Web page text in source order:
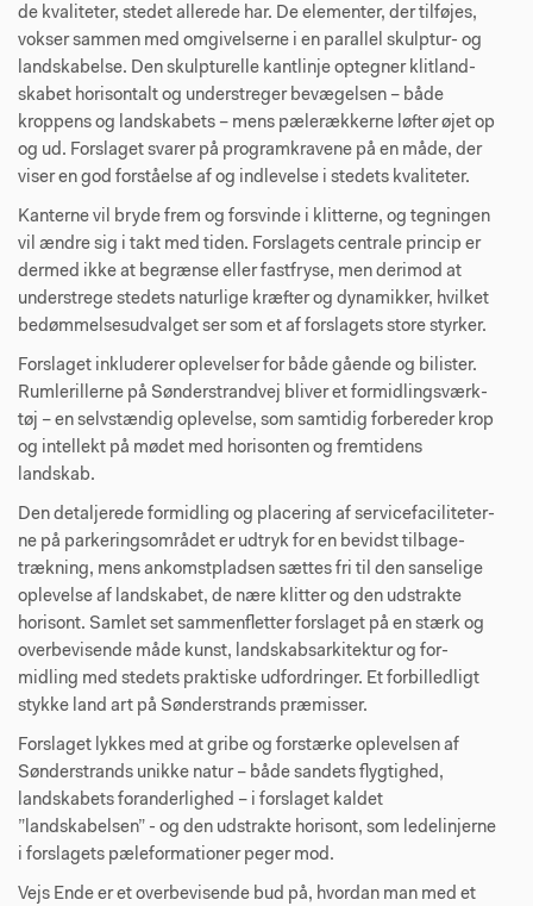
de kvaliteter, stedet allerede har. De elementer, der tilføjes,
vokser sammen med omgivelserne i en parallel skulptur- og
landskabelse. Den skulpturelle kantlinje optegner klitland­
skabet horisontalt og understreger bevægelsen – både
kroppens og landskabets – mens pælerækkerne løfter øjet op
og ud. Forslaget svarer på programkravene på en måde, der
viser en god forståelse af og indlevelse i stedets kvaliteter.
Kanterne vil bryde frem og forsvinde i klitterne, og teg­ningen
vil ændre sig i takt med tiden. Forslagets centrale princip er
dermed ikke at begrænse eller fastfryse, men derimod at
understrege stedets naturlige kræfter og dynamikker, hvilket
bedømmelsesudvalget ser som et af forslagets store styrker.
Forslaget inkluderer oplevelser for både gående og bilister.
Rumlerillerne på Sønderstrandvej bliver et formidlingsværk­
tøj – en selvstændig oplevelse, som samtidig forbereder krop
og intellekt på mødet med horisonten og fremtidens
landskab.
Den detaljerede formidling og placering af servicefaciliteter­
ne på parkeringsområdet er udtryk for en bevidst tilbage­
trækning, mens ankomstpladsen sættes fri til den sanselige
oplevelse af landskabet, de nære klitter og den udstrakte
horisont. Samlet set sammenfletter forslaget på en stærk og
overbevisende måde kunst, landskabsarkitektur og for­
midling med stedets praktiske udfordringer. Et forbilledligt
stykke land art på Sønderstrands præmisser.
Forslaget lykkes med at gribe og forstærke oplevelsen af
Sønderstrands unikke natur – både sandets flygtighed,
landskabets foranderlighed – i forslaget kaldet
”landskabelsen” - og den udstrakte horisont, som ledelinjerne
i forslagets pæleformationer peger mod.
Vejs Ende er et overbevisende bud på, hvor­dan man med et